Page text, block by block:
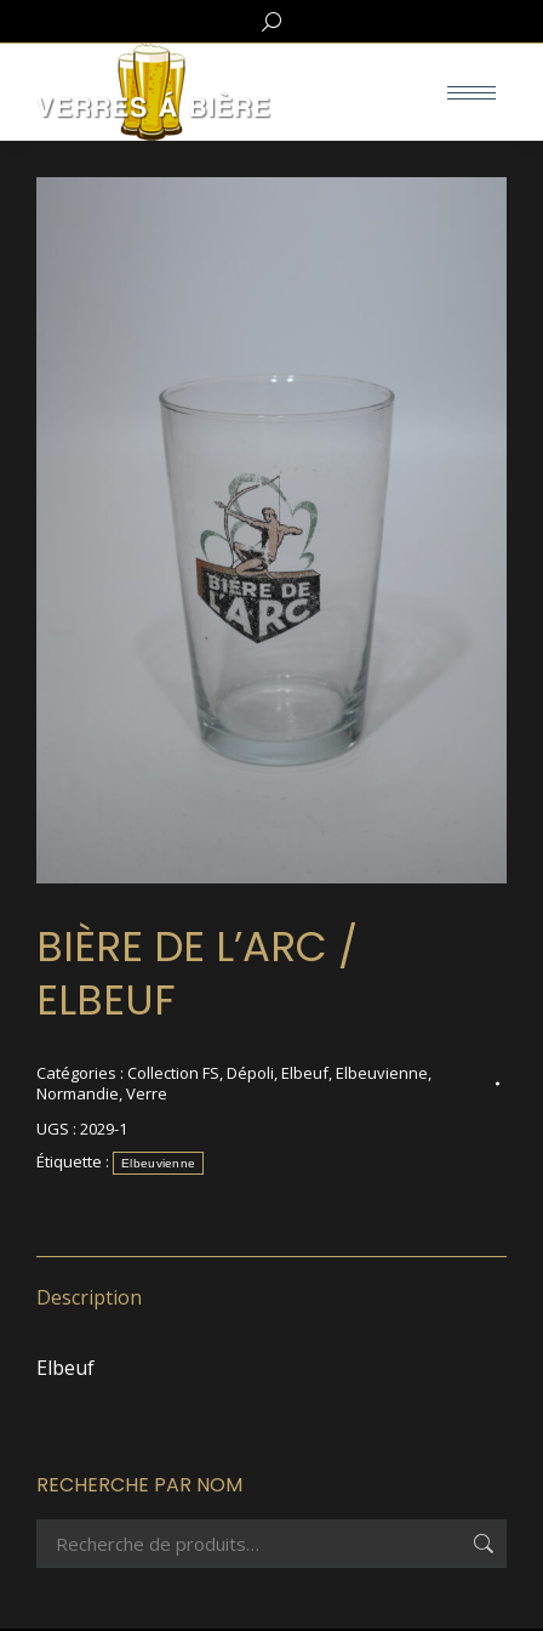
Search:
BIÈRE DE L’ARC /
ELBEUF
Catégories : Collection FS,Dépoli,Elbeuf,Elbeuvienne,
Normandie,Verre
UGS : 2029-1
Étiquette :
Elbeuvienne
Description
Elbeuf
RECHERCHE PAR NOM